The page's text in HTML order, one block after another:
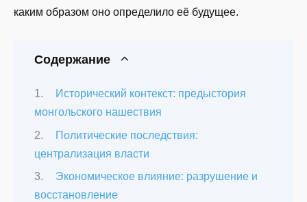
каким образом оно определило её будущее.
Содержание
Исторический контекст: предыстория
монгольского нашествия
Политические последствия:
централизация власти
Экономическое влияние: разрушение и
восстановление